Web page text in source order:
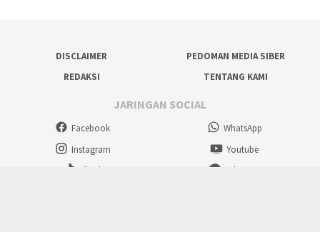
DISCLAIMER
PEDOMAN MEDIA SIBER
REDAKSI
TENTANG KAMI
JARINGAN SOCIAL
Facebook
WhatsApp
Instagram
Youtube
Tiktok
Telegram